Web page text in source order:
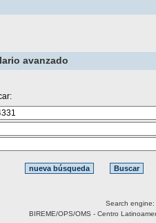
avanzado
Search engine:
BIREME/OPS/OMS - Centro